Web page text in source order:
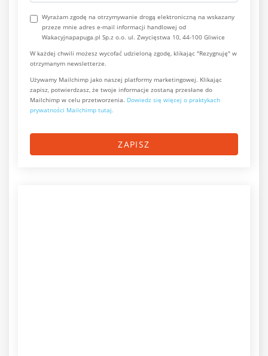
Wyrażam zgodę na otrzymywanie drogą elektroniczną na wskazany
przeze mnie adres e-mail informacji handlowej od
Wakacyjnapapuga.pl Sp.z o.o. ul. Zwycięstwa 10, 44-100 Gliwice
W każdej chwili możesz wycofać udzieloną zgodę, klikając "Rezygnuję" w
otrzymanym newsletterze.
Używamy Mailchimp jako naszej platformy marketingowej. Klikając
zapisz, potwierdzasz, że twoje informacje zostaną przesłane do
Mailchimp w celu przetworzenia. Dowiedz się więcej o praktykach
prywatności Mailchimp tutaj.
ZAPISZ